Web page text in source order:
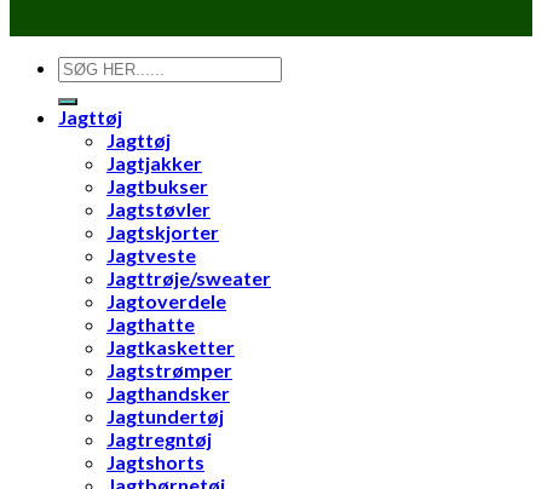
Søg
efter:
Jagttøj
Jagttøj
Jagtjakker
Jagtbukser
Jagtstøvler
Jagtskjorter
Jagtveste
Jagttrøje/sweater
Jagtoverdele
Jagthatte
Jagtkasketter
Jagtstrømper
Jagthandsker
Jagtundertøj
Jagtregntøj
Jagtshorts